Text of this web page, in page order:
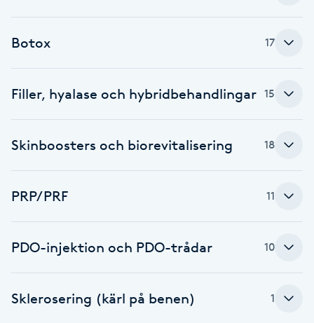
Faceliftmassage
Fet hårbotten
Fibromassage
Fotmassage
Botox 17
Filler, hyalase och hybridbehandlingar 15
Skinboosters och biorevitalisering 18
PRP/PRF 11
PDO-injektion och PDO-trådar 10
Sklerosering (kärl på benen) 1